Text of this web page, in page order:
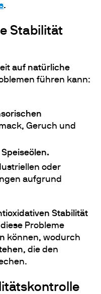
.
Stabilität
auf natürliche
führen kann:
Geruch und
oder
aufgrund
Stabilität
Probleme
können, wodurch
, die den